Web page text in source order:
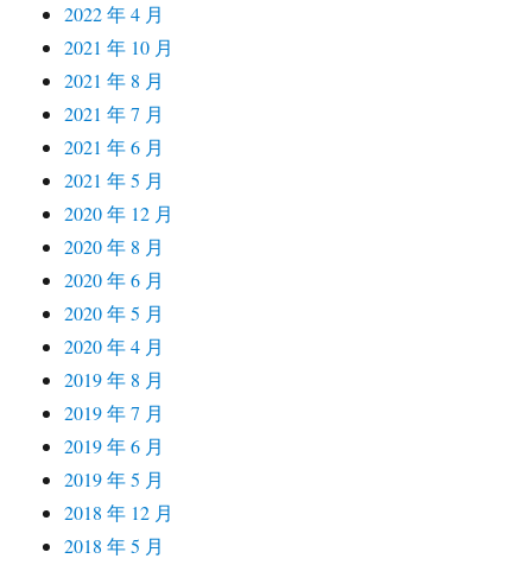
2022 年 4 月
2021 年 10 月
2021 年 8 月
2021 年 7 月
2021 年 6 月
2021 年 5 月
2020 年 12 月
2020 年 8 月
2020 年 6 月
2020 年 5 月
2020 年 4 月
2019 年 8 月
2019 年 7 月
2019 年 6 月
2019 年 5 月
2018 年 12 月
2018 年 5 月